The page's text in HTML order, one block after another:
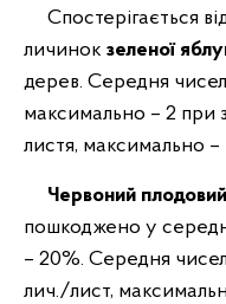
Спостерігається
личинок зеленої
дерев. Середня
максимально – 2 при
листя, максимально –
Червоний
пошкоджено у
– 20%. Середня
лич./лист,